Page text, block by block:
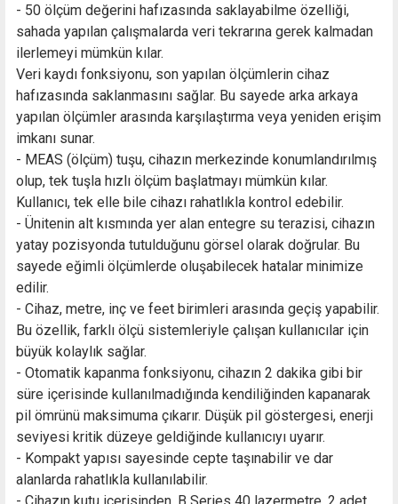
- 50 ölçüm değerini hafızasında saklayabilme özelliği,
sahada yapılan çalışmalarda veri tekrarına gerek kalmadan
ilerlemeyi mümkün kılar.
Veri kaydı fonksiyonu, son yapılan ölçümlerin cihaz
hafızasında saklanmasını sağlar. Bu sayede arka arkaya
yapılan ölçümler arasında karşılaştırma veya yeniden erişim
imkanı sunar.
- MEAS (ölçüm) tuşu, cihazın merkezinde konumlandırılmış
olup, tek tuşla hızlı ölçüm başlatmayı mümkün kılar.
Kullanıcı, tek elle bile cihazı rahatlıkla kontrol edebilir.
- Ünitenin alt kısmında yer alan entegre su terazisi, cihazın
yatay pozisyonda tutulduğunu görsel olarak doğrular. Bu
sayede eğimli ölçümlerde oluşabilecek hatalar minimize
edilir.
- Cihaz, metre, inç ve feet birimleri arasında geçiş yapabilir.
Bu özellik, farklı ölçü sistemleriyle çalışan kullanıcılar için
büyük kolaylık sağlar.
- Otomatik kapanma fonksiyonu, cihazın 2 dakika gibi bir
süre içerisinde kullanılmadığında kendiliğinden kapanarak
pil ömrünü maksimuma çıkarır. Düşük pil göstergesi, enerji
seviyesi kritik düzeye geldiğinde kullanıcıyı uyarır.
- Kompakt yapısı sayesinde cepte taşınabilir ve dar
alanlarda rahatlıkla kullanılabilir.